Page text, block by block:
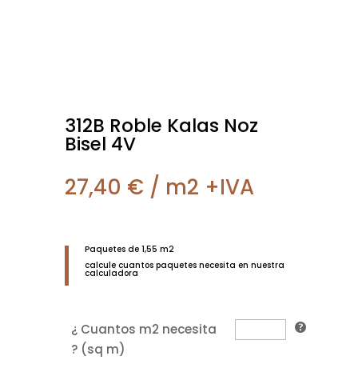
312B Roble Kalas Noz
Bisel 4V
27,40 € / m2 +IVA
Paquetes de 1,55 m2
calcule cuantos paquetes necesita en nuestra
calculadora
¿ Cuantos m2 necesita
? (sq m)